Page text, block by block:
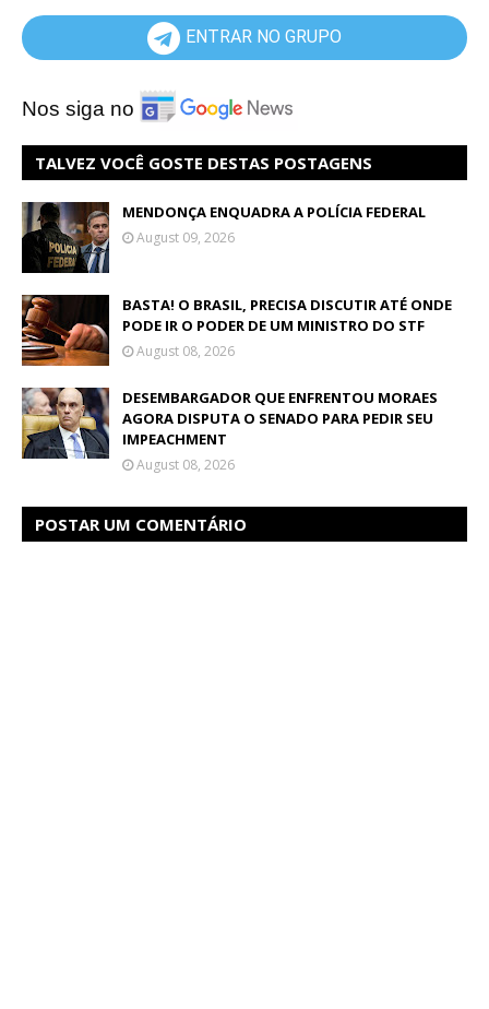
ENTRAR NO GRUPO
Nos siga no
TALVEZ VOCÊ GOSTE DESTAS POSTAGENS
MENDONÇA ENQUADRA A POLÍCIA FEDERAL
August 09, 2026
BASTA! O BRASIL, PRECISA DISCUTIR ATÉ ONDE
PODE IR O PODER DE UM MINISTRO DO STF
August 08, 2026
DESEMBARGADOR QUE ENFRENTOU MORAES
AGORA DISPUTA O SENADO PARA PEDIR SEU
IMPEACHMENT
August 08, 2026
POSTAR UM COMENTÁRIO